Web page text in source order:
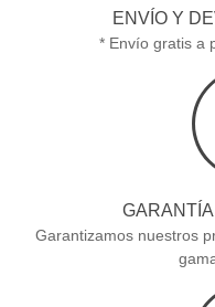
ENVÍO Y
* Envío gratis a
Garantizamos nuestros